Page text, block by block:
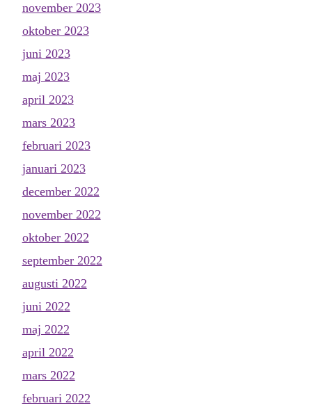
november 2023
oktober 2023
juni 2023
maj 2023
april 2023
mars 2023
februari 2023
januari 2023
december 2022
november 2022
oktober 2022
september 2022
augusti 2022
juni 2022
maj 2022
april 2022
mars 2022
februari 2022